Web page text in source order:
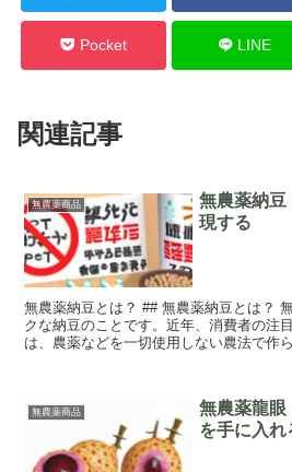
Pocket LINE
関連記事
無農薬商品
無農薬納豆
現する
無農薬納豆とは？ ## 無農薬納豆とは？
クな納豆のことです。近年、消費者の注
は、農薬などを一切使用しない農法で作
無農薬商品
無農薬龍眼
を手に入れ